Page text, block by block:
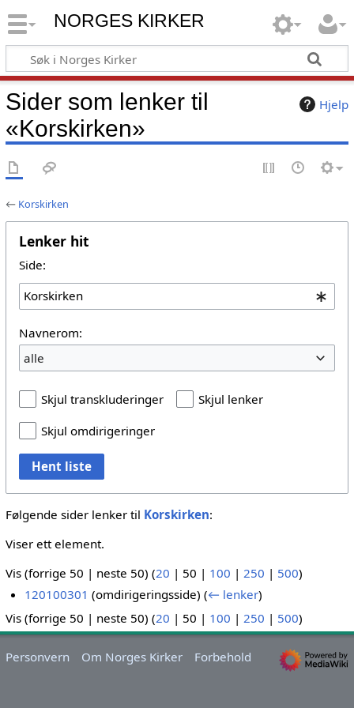
NORGES KIRKER
Hjelp
Sider som lenker til
«Korskirken»
← Korskirken
Lenker hit
Side:
Navnerom:
alle
Skjul transkluderinger
Skjul lenker
Skjul omdirigeringer
Hent liste
Følgende sider lenker til Korskirken:
Viser ett element.
Vis (forrige 50 | neste 50) (20 | 50 | 100 | 250 | 500)
120100301 (omdirigeringsside)(← lenker)
Vis (forrige 50 | neste 50) (20 | 50 | 100 | 250 | 500)
Personvern Om Norges Kirker Forbehold